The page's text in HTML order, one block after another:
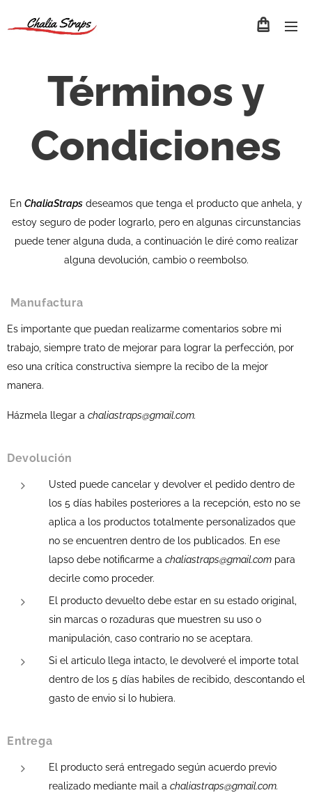
Términos y
Condiciones
En ChaliaStraps deseamos que tenga el producto que anhela, y
estoy seguro de poder lograrlo, pero en algunas circunstancias
puede tener alguna duda, a continuación le diré como realizar
alguna devolución, cambio o reembolso.
Manufactura
Es importante que puedan realizarme comentarios sobre mi
trabajo, siempre trato de mejorar para lograr la perfección, por
eso una crítica constructiva siempre la recibo de la mejor
manera.
Házmela llegar a chaliastraps@gmail.com.
Devolución
Usted puede cancelar y devolver el pedido dentro de
los 5 días habiles posteriores a la recepción, esto no se
aplica a los productos totalmente personalizados que
no se encuentren dentro de los publicados. En ese
lapso debe notificarme a chaliastraps@gmail.com para
decirle como proceder.
El producto devuelto debe estar en su estado original,
sin marcas o rozaduras que muestren su uso o
manipulación, caso contrario no se aceptara.
Si el articulo llega intacto, le devolveré el importe total
dentro de los 5 días habiles de recibido, descontando el
gasto de envio si lo hubiera.
Entrega
El producto será entregado según acuerdo previo
realizado mediante mail a chaliastraps@gmail.com.